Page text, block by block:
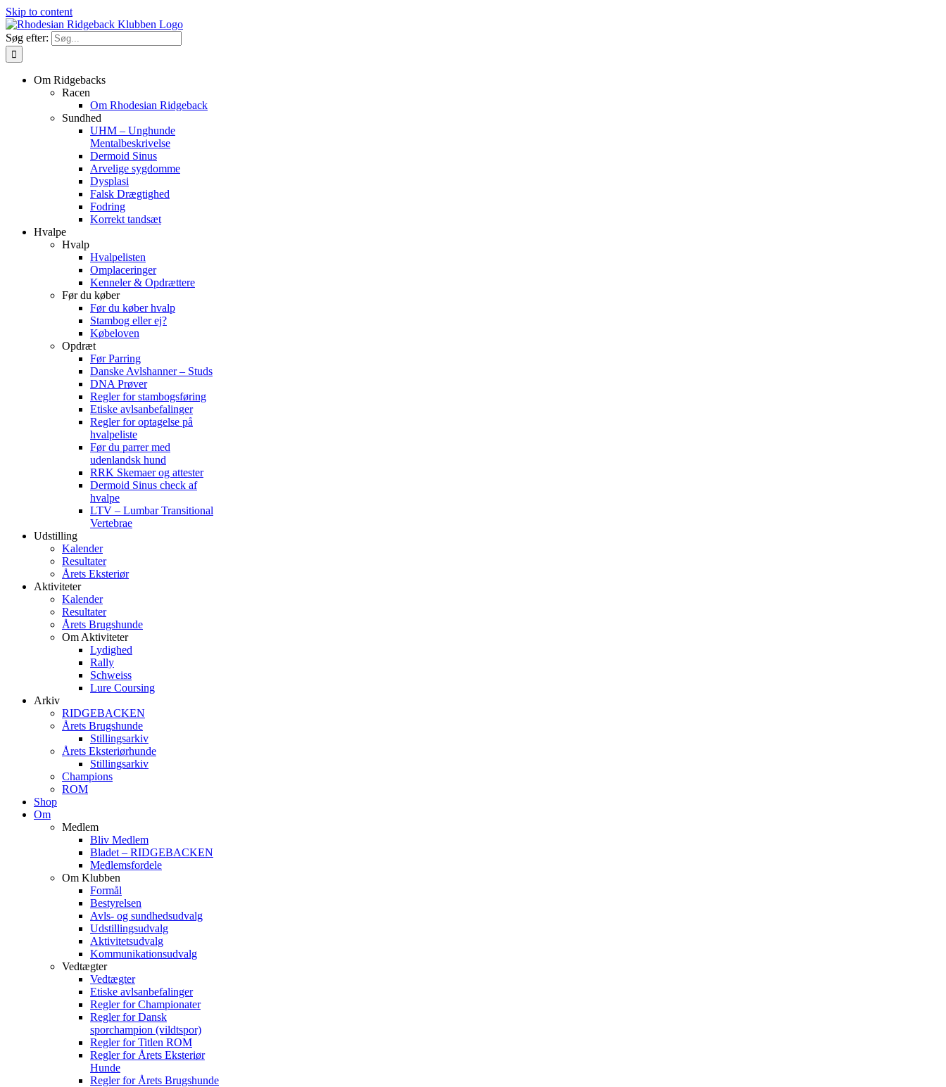
Skip to content
Søg efter:
Om Ridgebacks
Racen
Om Rhodesian Ridgeback
Sundhed
UHM – Unghunde
Mentalbeskrivelse
Dermoid Sinus
Arvelige sygdomme
Dysplasi
Falsk Drægtighed
Fodring
Korrekt tandsæt
Hvalpe
Hvalp
Hvalpelisten
Omplaceringer
Kenneler & Opdrættere
Før du køber
Før du køber hvalp
Stambog eller ej?
Købeloven
Opdræt
Før Parring
Danske Avlshanner – Studs
DNA Prøver
Regler for stambogsføring
Etiske avlsanbefalinger
Regler for optagelse på
hvalpeliste
Før du parrer med
udenlandsk hund
RRK Skemaer og attester
Dermoid Sinus check af
hvalpe
LTV – Lumbar Transitional
Vertebrae
Udstilling
Kalender
Resultater
Årets Eksteriør
Aktiviteter
Kalender
Resultater
Årets Brugshunde
Om Aktiviteter
Lydighed
Rally
Schweiss
Lure Coursing
Arkiv
RIDGEBACKEN
Årets Brugshunde
Stillingsarkiv
Årets Eksteriørhunde
Stillingsarkiv
Champions
ROM
Shop
Om
Medlem
Bliv Medlem
Bladet – RIDGEBACKEN
Medlemsfordele
Om Klubben
Formål
Bestyrelsen
Avls- og sundhedsudvalg
Udstillingsudvalg
Aktivitetsudvalg
Kommunikationsudvalg
Vedtægter
Vedtægter
Etiske avlsanbefalinger
Regler for Championater
Regler for Dansk
sporchampion (vildtspor)
Regler for Titlen ROM
Regler for Årets Eksteriør
Hunde
Regler for Årets Brugshunde